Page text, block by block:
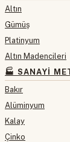
Altın
Gümüş
Platinyum
Altın Madencileri
🏭 SANAYI
Bakır
Alüminyum
Kalay
Çinko